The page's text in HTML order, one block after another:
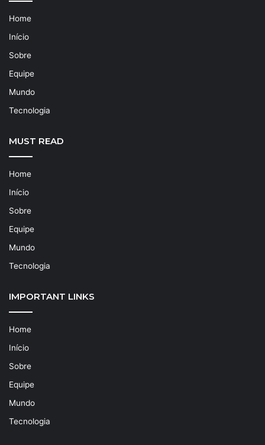
Home
Início
Sobre
Equipe
Mundo
Tecnologia
MUST READ
Home
Início
Sobre
Equipe
Mundo
Tecnologia
IMPORTANT LINKS
Home
Início
Sobre
Equipe
Mundo
Tecnologia